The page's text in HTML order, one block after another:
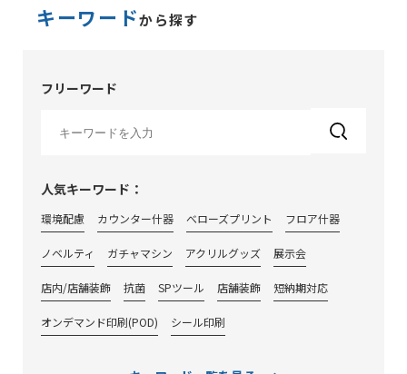
キーワードから探す
フリーワード
人気キーワード：
環境配慮 カウンター什器 べローズプリント フロア什器
ノベルティ ガチャマシン アクリルグッズ 展示会
店内/店舗装飾 抗菌 SPツール 店舗装飾 短納期対応
オンデマンド印刷(POD) シール印刷